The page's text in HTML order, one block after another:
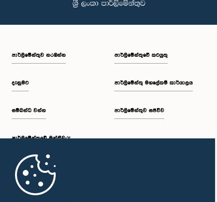
පාර්ලි‌මේන්තුව නරඹන්න
දැනුමට
සම්බන්ධ වන්න
පාර්ලි‌මේන්තුවේ මන්ත්‍රීවරු
මුල් පිටුව
පාර්ලිමේන්තුවේ කටයුතු
පාර්ලිමේන්තු මහලේකම් කාර්යාලය
පාර්ලිමේන්තුව සජීවීව